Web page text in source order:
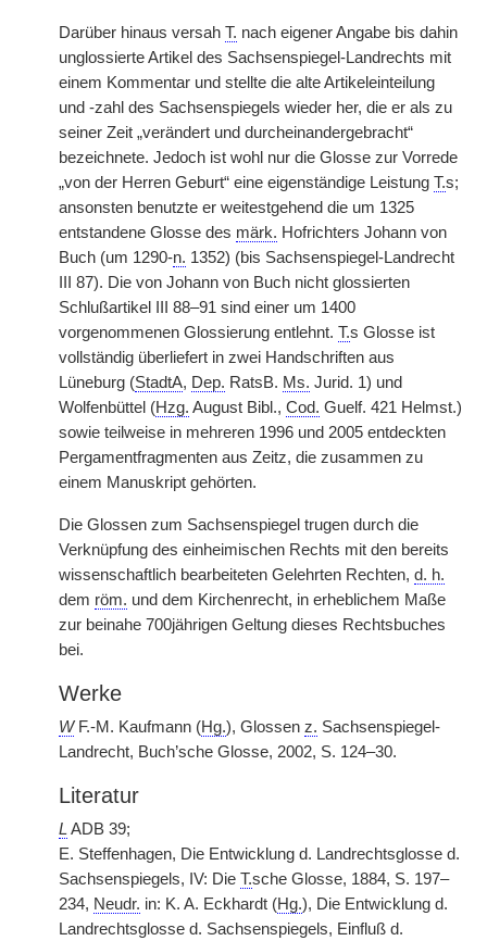
Darüber hinaus versah T. nach eigener Angabe bis dahin
unglossierte Artikel des Sachsenspiegel-Landrechts mit
einem Kommentar und stellte die alte Artikeleinteilung
und -zahl des Sachsenspiegels wieder her, die er als zu
seiner Zeit „verändert und durcheinandergebracht“
bezeichnete. Jedoch ist wohl nur die Glosse zur Vorrede
„von der Herren Geburt“ eine eigenständige Leistung T.s;
ansonsten benutzte er weitestgehend die um 1325
entstandene Glosse des märk. Hofrichters Johann von
Buch (um 1290-n. 1352) (bis Sachsenspiegel-Landrecht
III 87). Die von Johann von Buch nicht glossierten
Schlußartikel III 88–91 sind einer um 1400
vorgenommenen Glossierung entlehnt. T.s Glosse ist
vollständig überliefert in zwei Handschriften aus
Lüneburg (StadtA, Dep. RatsB. Ms. Jurid. 1) und
Wolfenbüttel (Hzg. August Bibl., Cod. Guelf. 421 Helmst.)
sowie teilweise in mehreren 1996 und 2005 entdeckten
Pergamentfragmenten aus Zeitz, die zusammen zu
einem Manuskript gehörten.
Die Glossen zum Sachsenspiegel trugen durch die
Verknüpfung des einheimischen Rechts mit den bereits
wissenschaftlich bearbeiteten Gelehrten Rechten, d. h.
dem röm. und dem Kirchenrecht, in erheblichem Maße
zur beinahe 700jährigen Geltung dieses Rechtsbuches
bei.
Werke
WF.-M. Kaufmann (Hg.), Glossen z. Sachsenspiegel-
Landrecht, Buch’sche Glosse, 2002, S. 124–30.
Literatur
L ADB 39;
E. Steffenhagen, Die Entwicklung d. Landrechtsglosse d.
Sachsenspiegels, IV: Die T.sche Glosse, 1884, S. 197–
234, Neudr. in: K. A. Eckhardt (Hg.), Die Entwicklung d.
Landrechtsglosse d. Sachsenspiegels, Einfluß d.